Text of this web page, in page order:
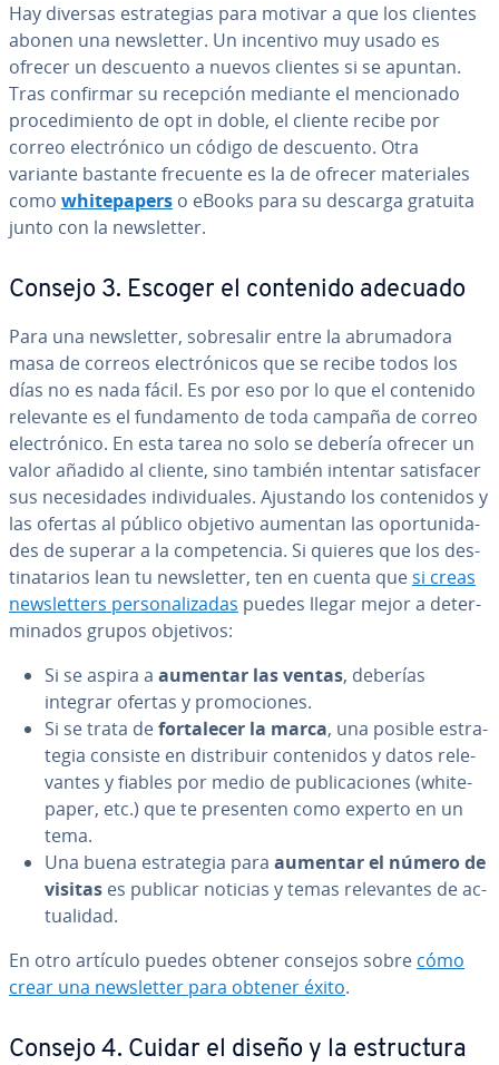
Hay diversas es­tra­te­gias para motivar a que los clientes
abonen una ne­w­s­le­t­ter. Un incentivo muy usado es
ofrecer un descuento a nuevos clientes si se apuntan.
Tras confirmar su recepción mediante el me­n­cio­na­do
pro­ce­di­mie­n­to de opt in doble, el cliente recibe por
correo ele­c­tró­ni­co un código de descuento. Otra
variante bastante frecuente es la de ofrecer ma­te­ria­les
como whi­te­pa­pe­rs o eBooks para su descarga gratuita
junto con la ne­w­s­le­t­ter.
Consejo 3. Escoger el contenido adecuado
Para una ne­w­s­le­t­ter, so­bre­sa­lir entre la abru­ma­do­ra
masa de correos ele­c­tró­ni­cos que se recibe todos los
días no es nada fácil. Es por eso por lo que el contenido
relevante es el fu­n­da­me­n­to de toda campaña de correo
ele­c­tró­ni­co. En esta tarea no solo se debería ofrecer un
valor añadido al cliente, sino también intentar sa­ti­s­fa­cer
sus ne­ce­si­da­des in­di­vi­dua­les. Ajustando los co­n­te­ni­dos y
las ofertas al público objetivo aumentan las opo­r­tu­ni­da­
des de superar a la co­m­pe­te­n­cia. Si quieres que los de­s­
ti­na­ta­rios lean tu ne­w­s­le­t­ter, ten en cuenta que si creas
ne­w­s­le­t­te­rs pe­r­so­na­li­za­das puedes llegar mejor a de­te­r­
mi­na­dos grupos objetivos:
Si se aspira a aumentar las ventas, deberías
integrar ofertas y pro­mo­cio­nes.
Si se trata defo­r­ta­le­cer la marca, una posible es­tra­
te­gia consiste en di­s­tri­buir co­n­te­ni­dos y datos re­le­
va­n­tes y fiables por medio de pu­bli­ca­cio­nes (whi­te­
pa­per, etc.) que te presenten como experto en un
tema.
Una buena es­tra­te­gia para aumentar el número de
visitas es publicar noticias y temas re­le­va­n­tes de ac­
tua­li­dad.
En otro artículo puedes obtener consejos sobre cómo
crear una ne­w­s­le­t­ter para obtener éxito.
Consejo 4. Cuidar el diseño y la es­tru­c­tu­ra